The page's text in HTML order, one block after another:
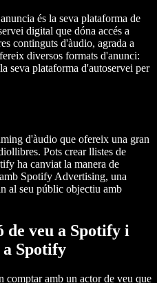
és la seva plataforma de
digital que dóna accés a
continguts d'àudio, agrada a
diversos formats d'anunci:
seva plataforma d'autoservei per
d'àudio que ofereix una gran
Pots crear llistes de
ha canviat la manera de
Spotify Advertising, una
al seu públic objectiu amb
de veu a Spotify i
Spotify
comptar amb un actor de veu que